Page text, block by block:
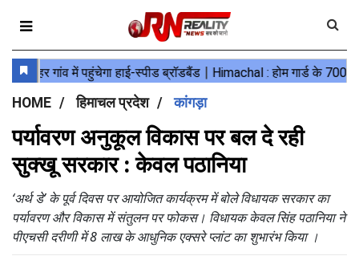
HOME हिमाचल प्रदेश कांगड़ा
पर्यावरण अनुकूल विकास पर बल दे रही
सुक्खू सरकार : केवल पठानिया
‘अर्थ डे’ के पूर्व दिवस पर आयोजित कार्यक्रम में बोले विधायक सरकार का
पर्यावरण और विकास में संतुलन पर फोकस। विधायक केवल सिंह पठानिया ने
पीएचसी दरीणी में 8 लाख के आधुनिक एक्सरे प्लांट का शुभारंभ किया ।